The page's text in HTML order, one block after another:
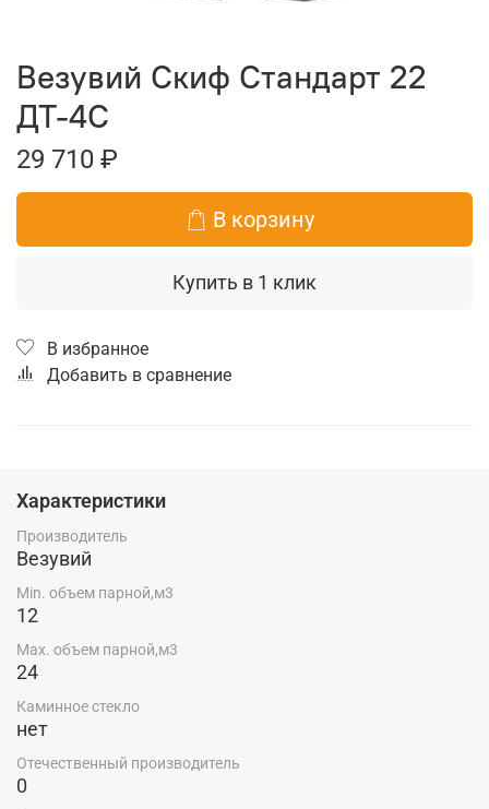
Везувий Скиф Стандарт 22
ДТ-4С
29 710 ₽
В корзину
Купить в 1 клик
В избранное
Добавить в сравнение
Характеристики
Производитель
Везувий
Min. объем парной,м3
12
Max. объем парной,м3
24
Каминное стекло
нет
Отечественный производитель
0